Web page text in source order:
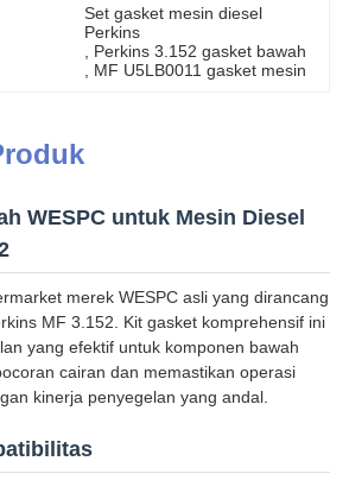
Set gasket mesin diesel
Perkins
Perkins 3.152 gasket bawah
MF U5LB0011 gasket mesin
WESPC untuk Mesin Diesel
merek WESPC asli yang dirancang
MF 3.152. Kit gasket komprehensif ini
yang efektif untuk komponen bawah
cairan dan memastikan operasi
kinerja penyegelan yang andal.